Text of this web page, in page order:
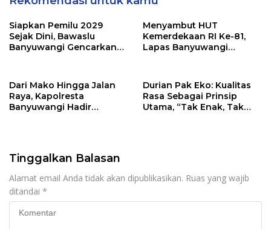
Siapkan Pemilu 2029
Sejak Dini, Bawaslu
Banyuwangi Gencarkan
Menyambut HUT
Kemerdekaan RI Ke-81,
Lapas Banyuwangi
Dari Mako Hingga Jalan
Raya, Kapolresta
Banyuwangi Hadir
Durian Pak Eko: Kualitas
Rasa Sebagai Prinsip
Utama, “Tak Enak, Tak
Tinggalkan Balasan
Alamat email Anda tidak akan dipublikasikan. Ruas yang wajib
ditandai *